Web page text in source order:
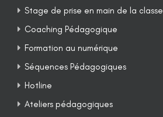
Stage de prise en main de la classe
Coaching Pédagogique
Formation au numérique
Séquences Pédagogiques
Hotline
Ateliers pédagogiques